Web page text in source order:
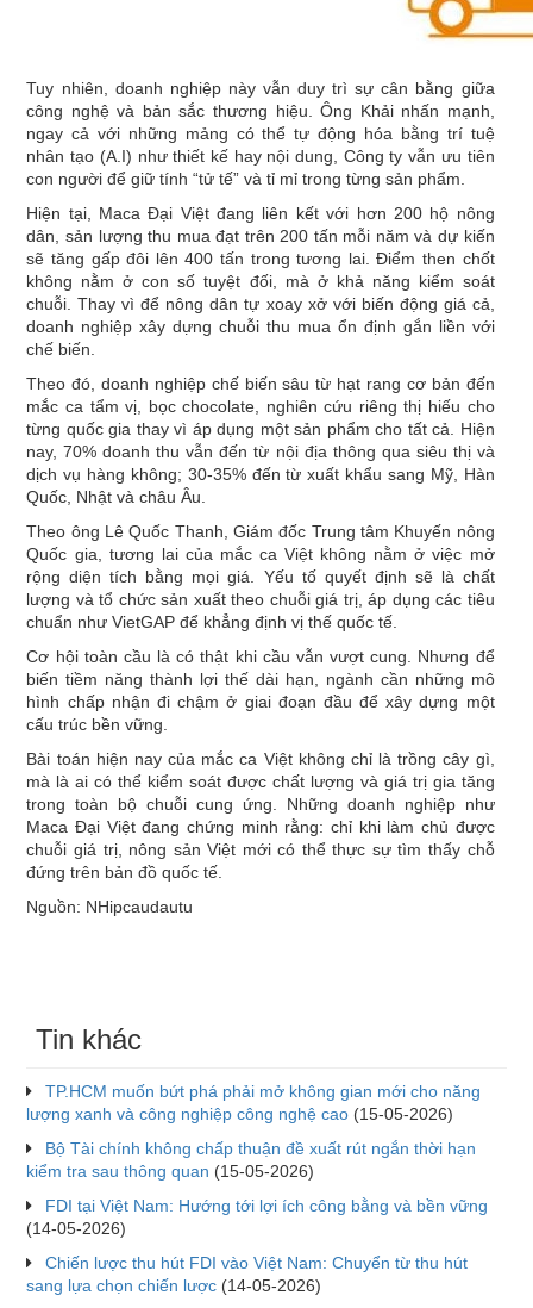
Tuy nhiên, doanh nghiệp này vẫn duy trì sự cân bằng giữa
công nghệ và bản sắc thương hiệu. Ông Khải nhấn mạnh,
ngay cả với những mảng có thể tự động hóa bằng trí tuệ
nhân tạo (A.I) như thiết kế hay nội dung, Công ty vẫn ưu tiên
con người để giữ tính “tử tế” và tỉ mỉ trong từng sản phẩm.
Hiện tại, Maca Đại Việt đang liên kết với hơn 200 hộ nông
dân, sản lượng thu mua đạt trên 200 tấn mỗi năm và dự kiến
sẽ tăng gấp đôi lên 400 tấn trong tương lai. Điểm then chốt
không nằm ở con số tuyệt đối, mà ở khả năng kiểm soát
chuỗi. Thay vì để nông dân tự xoay xở với biến động giá cả,
doanh nghiệp xây dựng chuỗi thu mua ổn định gắn liền với
chế biến.
Theo đó, doanh nghiệp chế biến sâu từ hạt rang cơ bản đến
mắc ca tẩm vị, bọc chocolate, nghiên cứu riêng thị hiếu cho
từng quốc gia thay vì áp dụng một sản phẩm cho tất cả. Hiện
nay, 70% doanh thu vẫn đến từ nội địa thông qua siêu thị và
dịch vụ hàng không; 30-35% đến từ xuất khẩu sang Mỹ, Hàn
Quốc, Nhật và châu Âu.
Theo ông Lê Quốc Thanh, Giám đốc Trung tâm Khuyến nông
Quốc gia, tương lai của mắc ca Việt không nằm ở việc mở
rộng diện tích bằng mọi giá. Yếu tố quyết định sẽ là chất
lượng và tổ chức sản xuất theo chuỗi giá trị, áp dụng các tiêu
chuẩn như VietGAP để khẳng định vị thế quốc tế.
Cơ hội toàn cầu là có thật khi cầu vẫn vượt cung. Nhưng để
biến tiềm năng thành lợi thế dài hạn, ngành cần những mô
hình chấp nhận đi chậm ở giai đoạn đầu để xây dựng một
cấu trúc bền vững.
Bài toán hiện nay của mắc ca Việt không chỉ là trồng cây gì,
mà là ai có thể kiểm soát được chất lượng và giá trị gia tăng
trong toàn bộ chuỗi cung ứng. Những doanh nghiệp như
Maca Đại Việt đang chứng minh rằng: chỉ khi làm chủ được
chuỗi giá trị, nông sản Việt mới có thể thực sự tìm thấy chỗ
đứng trên bản đồ quốc tế.
Nguồn: NHipcaudautu
Tin khác
TP.HCM muốn bứt phá phải mở không gian mới cho năng
lượng xanh và công nghiệp công nghệ cao (15-05-2026)
Bộ Tài chính không chấp thuận đề xuất rút ngắn thời hạn
kiểm tra sau thông quan (15-05-2026)
FDI tại Việt Nam: Hướng tới lợi ích công bằng và bền vững
(14-05-2026)
Chiến lược thu hút FDI vào Việt Nam: Chuyển từ thu hút
sang lựa chọn chiến lược (14-05-2026)